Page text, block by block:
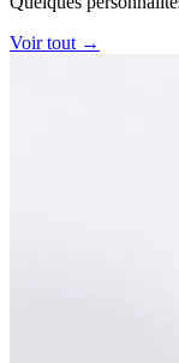
Voir tout →